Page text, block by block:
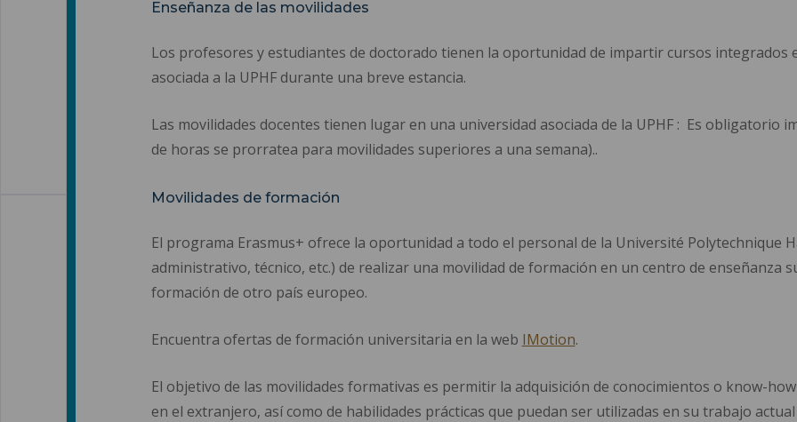
Enseñanza de las movilidades
Los profesores y estudiantes de doctorado tienen la oportunidad de impartir cursos integrados
asociada a la UPHF durante una breve estancia.
Las movilidades docentes tienen lugar en una universidad asociada de la UPHF : Es obligatorio
de horas se prorratea para movilidades superiores a una semana)..
Movilidades de formación
El programa Erasmus+ ofrece la oportunidad a todo el personal de la Université Polytechnique
administrativo, técnico, etc.) de realizar una movilidad de formación en un centro de enseñanza
formación de otro país europeo.
Encuentra ofertas de formación universitaria en la web IMotion.
El objetivo de las movilidades formativas es permitir la adquisición de conocimientos o know-
en el extranjero, así como de habilidades prácticas que puedan ser utilizadas en su trabajo